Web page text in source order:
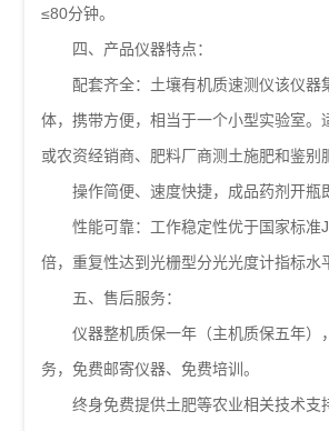
≤80分钟。
四、产品仪器特点：
配套齐全：土壤有机质速测仪该仪器
体，携带方便，相当于一个小型实验室。
或农资经销商、肥料厂商测土施肥和鉴别
操作简便、速度快捷，成品药剂开瓶
性能可靠：工作稳定性优于国家标准
倍，重复性达到光栅型分光光度计指标水
五、售后服务：
仪器整机质保一年（主机质保五年）
务，免费邮寄仪器、免费培训。
终身免费提供土肥等农业相关技术支